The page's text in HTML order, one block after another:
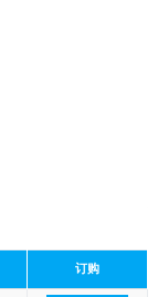
订购